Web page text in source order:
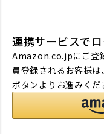
連携サービスで
Amazon.co.jpにご登
員登録されるお客様
ボタンよりお進みくだ